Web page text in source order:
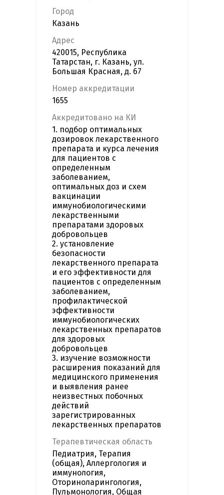
Город
Казань
Адрес
420015, Республика
Татарстан, г. Казань, ул.
Большая Красная, д. 67
Номер аккредитации
1655
Аккредитовано на КИ
1. подбор оптимальных
дозировок лекарственного
препарата и курса лечения
для пациентов с
определенным
заболеванием,
оптимальных доз и схем
вакцинации
иммунобиологическими
лекарственными
препаратами здоровых
добровольцев
2. установление
безопасности
лекарственного препарата
и его эффективности для
пациентов с определенным
заболеванием,
профилактической
эффективности
иммунобиологических
лекарственных препаратов
для здоровых
добровольцев
3. изучение возможности
расширения показаний для
медицинского применения
и выявления ранее
неизвестных побочных
действий
зарегистрированных
лекарственных препаратов
Терапевтическая область
Педиатрия, Терапия
(общая), Аллергология и
иммунология,
Оториноларингология,
Пульмонология, Общая